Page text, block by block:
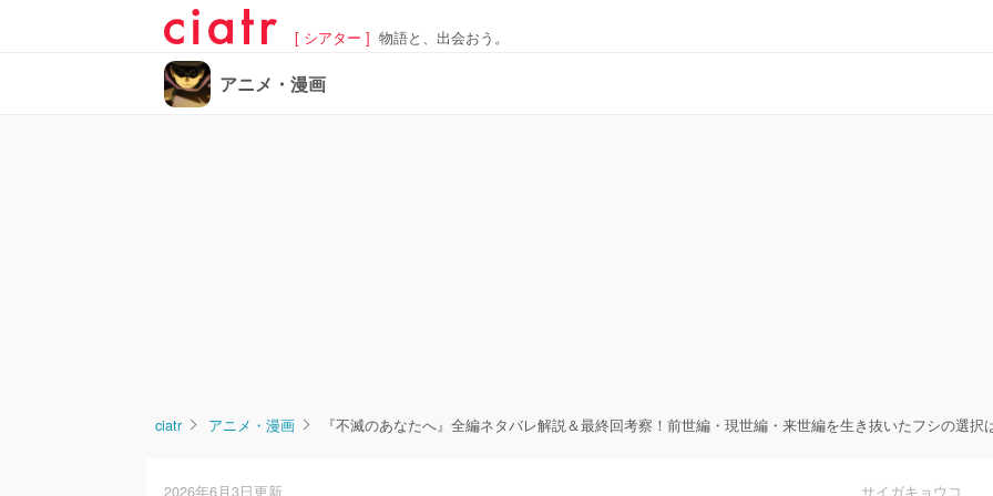
[ シアター ] 物語と、出会おう。
アニメ・漫画
ciatr アニメ・漫画 『不滅のあなたへ』全編ネタバレ解説＆最終回考察！前世編・現世編・来世編を生き抜いたフシの選択
2026年6月3日更新 サイガキョウコ